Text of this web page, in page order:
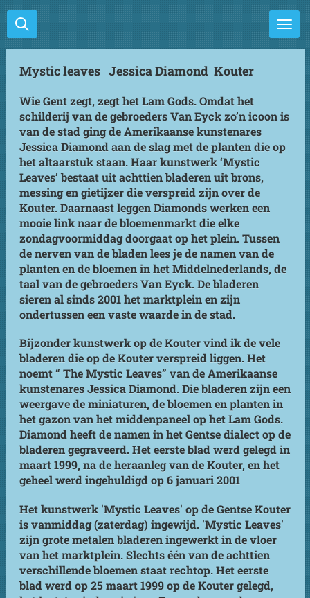
Ga
direct
naar
hoofdinhoud
Mystic leaves Jessica Diamond Kouter
Wie Gent zegt, zegt het Lam Gods. Omdat het
schilderij van de gebroeders Van Eyck zo’n icoon is
van de stad ging de Amerikaanse kunstenares
Jessica Diamond aan de slag met de planten die op
het altaarstuk staan. Haar kunstwerk ‘Mystic
Leaves’ bestaat uit achttien bladeren uit brons,
messing en gietijzer die verspreid zijn over de
Kouter. Daarnaast leggen Diamonds werken een
mooie link naar de bloemenmarkt die elke
zondagvoormiddag doorgaat op het plein. Tussen
de nerven van de bladen lees je de namen van de
planten en de bloemen in het Middelnederlands, de
taal van de gebroeders Van Eyck. De bladeren
sieren al sinds 2001 het marktplein en zijn
ondertussen een vaste waarde in de stad.
Bijzonder kunstwerk op de Kouter vind ik de vele
bladeren die op de Kouter verspreid liggen. Het
noemt “ The Mystic Leaves” van de Amerikaanse
kunstenares Jessica Diamond. Die bladeren zijn een
weergave de miniaturen, de bloemen en planten in
het gazon van het middenpaneel op het Lam Gods.
Diamond heeft de namen in het Gentse dialect op de
bladeren gegraveerd. Het eerste blad werd gelegd in
maart 1999, na de heraanleg van de Kouter, en het
geheel werd ingehuldigd op 6 januari 2001
Het kunstwerk 'Mystic Leaves' op de Gentse Kouter
is vanmiddag (zaterdag) ingewijd. 'Mystic Leaves'
zijn grote metalen bladeren ingewerkt in de vloer
van het marktplein. Slechts één van de achttien
verschillende bloemen staat rechtop. Het eerste
blad werd op 25 maart 1999 op de Kouter gelegd,